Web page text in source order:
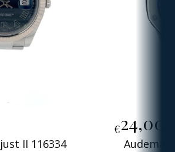
II 116334
€